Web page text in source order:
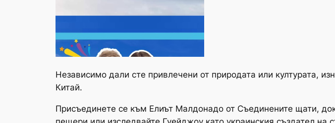
Независимо дали сте привлечени от природата или културата,
Китай.
Присъединете се към Елиът Малдонадо от Съединените щати,